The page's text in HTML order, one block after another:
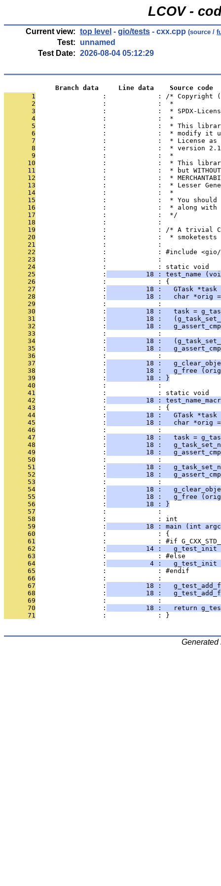
LCOV -
Current view: top level - gio/tests - cxx.cpp (source /
Test:
unnamed
Test Date: 2026-08-04 05:12:29
             Branch data     Line data    Source code
       1
:             : /* Copyright
       2
                 :             :  *
       3
:             :  * SPDX-
       4
                 :             :  *
       5
:             :  * This
       6
:             :  * modify it
       7
:             :  * License
       8
:             :  * version
       9
                 :             :  *
      10
:             :  * This
      11
:             :  * but
      12
:             :  *
      13
:             :  * Lesser
      14
                 :             :  *
      15
:             :  * You
      16
:             :  * along
      17
                 :             :  */
      18
                 :             :
      19
:             : /* A trivial
      20
:             :  *
      21
                 :             :
      22
:             : #include
      23
                 :             :
      24
                 :             : static void
      25
                 :
18 : test_name
      26
                 :             : {
      27
                 :
18 :   GTask *task
      28
                 :
18 :   char *orig
      29
                 :             :
      30
                 :
18 :   task =
      31
                 :
18 :
      32
                 :
18 :
      33
                 :             :
      34
                 :
18 :
      35
                 :
18 :
      36
                 :             :
      37
                 :
18 :
      38
                 :
18 :   g_free
      39
                 :
          18 : }
      40
                 :             :
      41
                 :             : static void
      42
                 :
18 :
      43
                 :             : {
      44
                 :
18 :   GTask *task
      45
                 :
18 :   char *orig
      46
                 :             :
      47
                 :
18 :   task =
      48
                 :
18 :
      49
                 :
18 :
      50
                 :             :
      51
                 :
18 :
      52
                 :
18 :
      53
                 :             :
      54
                 :
18 :
      55
                 :
18 :   g_free
      56
                 :
          18 : }
      57
                 :             :
      58
                 :             : int
      59
                 :
18 : main (int
      60
                 :             : {
      61
:             : #if
      62
                 :
14 :   g_test_init
      63
                 :             : #else
      64
                 :
4 :   g_test_init
      65
                 :             : #endif
      66
                 :             :
      67
                 :
18 :
      68
                 :
18 :
      69
                 :             :
      70
                 :
18 :   return
      71
                 :             : }